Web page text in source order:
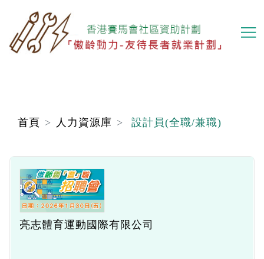
主
內
首頁 人力資源庫 設計員(全職/兼職)
亮志體育運動國際有限公司